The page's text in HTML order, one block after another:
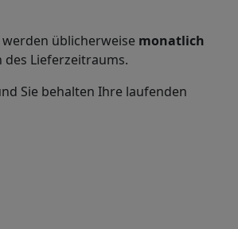
werden üblicherweise monatlich
Lieferzeitraums.
Sie behalten Ihre laufenden